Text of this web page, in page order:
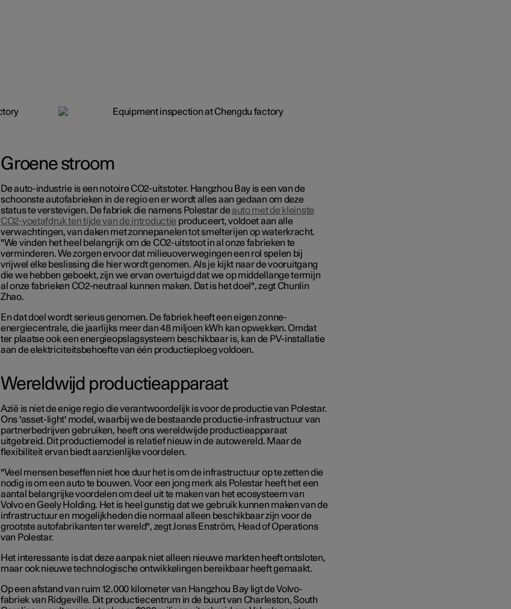
Groene stroom
De auto-industrie is een notoire CO2-uitstoter. Hangzhou Bay is een van de
schoonste autofabrieken in de regio en er wordt alles aan gedaan om deze
status te verstevigen. De fabriek die namens Polestar deauto met de kleinste
CO2-voetafdruk ten tijde van de introductie produceert, voldoet aan alle
verwachtingen, van daken met zonnepanelen tot smelterijen op waterkracht.
"We vinden het heel belangrijk om de CO2-uitstoot in al onze fabrieken te
verminderen. We zorgen ervoor dat milieuoverwegingen een rol spelen bij
vrijwel elke beslissing die hier wordt genomen. Als je kijkt naar de vooruitgang
die we hebben geboekt, zijn we ervan overtuigd dat we op middellange termijn
al onze fabrieken CO2-neutraal kunnen maken. Dat is het doel", zegt Chunlin
Zhao.
En dat doel wordt serieus genomen. De fabriek heeft een eigen zonne-
energiecentrale, die jaarlijks meer dan 48 miljoen kWh kan opwekken. Omdat
ter plaatse ook een energieopslagsysteem beschikbaar is, kan de PV-installatie
aan de elektriciteitsbehoefte van één productieploeg voldoen.
Wereldwijd productieapparaat
Azië is niet de enige regio die verantwoordelijk is voor de productie van Polestar.
Ons 'asset-light' model, waarbij we de bestaande productie-infrastructuur van
partnerbedrijven gebruiken, heeft ons wereldwijde productieapparaat
uitgebreid. Dit productiemodel is relatief nieuw in de autowereld. Maar de
flexibiliteit ervan biedt aanzienlijke voordelen.
"Veel mensen beseffen niet hoe duur het is om de infrastructuur op te zetten die
nodig is om een auto te bouwen. Voor een jong merk als Polestar heeft het een
aantal belangrijke voordelen om deel uit te maken van het ecosysteem van
Volvo en Geely Holding. Het is heel gunstig dat we gebruik kunnen maken van de
infrastructuur en mogelijkheden die normaal alleen beschikbaar zijn voor de
grootste autofabrikanten ter wereld", zegt Jonas Enström, Head of Operations
van Polestar.
Het interessante is dat deze aanpak niet alleen nieuwe markten heeft ontsloten,
maar ook nieuwe technologische ontwikkelingen bereikbaar heeft gemaakt.
Op een afstand van ruim 12.000 kilometer van Hangzhou Bay ligt de Volvo-
fabriek van Ridgeville. Dit productiecentrum in de buurt van Charleston, South